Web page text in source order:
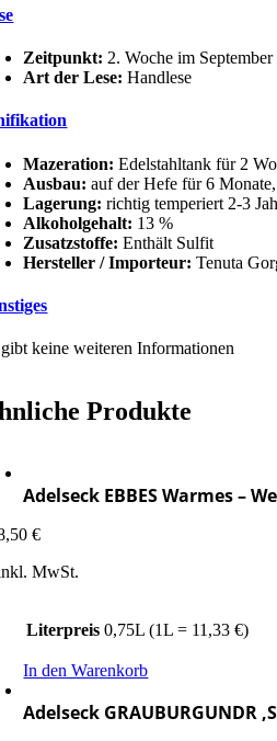
Zeitpunkt: 2. Woche im September
Art der Lese:Handlese
Mazeration:Edelstahltank für 2
Ausbau:auf der Hefe für 6
Lagerung:richtig temperiert 2-3
Alkoholgehalt: 13 %
Zusatzstoffe: Enthält Sulfit
Hersteller / Importeur:Tenuta
keine weiteren Informationen
Produkte
Adelseck EBBES Warmes –
€
MwSt.
Literpreis 0,75L (1L = 11,33 €)
In den Warenkorb
Adelseck GRAUBURGUNDR